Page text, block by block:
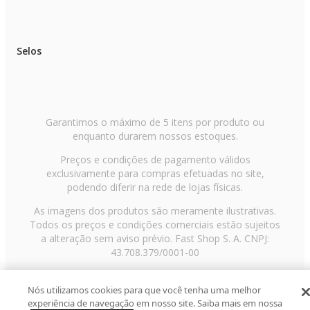
Selos
Garantimos o máximo de 5 itens por produto ou
enquanto durarem nossos estoques.
Preços e condições de pagamento válidos
exclusivamente para compras efetuadas no site,
podendo diferir na rede de lojas físicas.
As imagens dos produtos são meramente ilustrativas.
Todos os preços e condições comerciais estão sujeitos
a alteração sem aviso prévio. Fast Shop S. A. CNPJ:
43.708.379/0001-00
Paulo/SP, CEP 02029-001, Telefone: 11 3003-3728 ©
2013 Fast Shop - Todos os direitos reservadosRF
Nós utilizamos cookies para que você tenha uma melhor
experiência de navegação em nosso site. Saiba mais em nossa